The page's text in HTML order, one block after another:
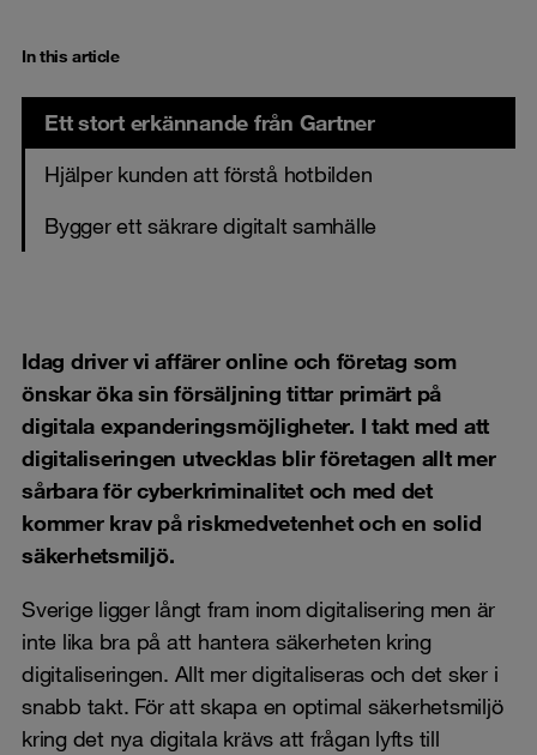
In this article
Ett stort erkännande från Gartner
Hjälper kunden att förstå hotbilden
Bygger ett säkrare digitalt samhälle
Idag driver vi affärer online och företag som
önskar öka sin försäljning tittar primärt på
digitala expanderingsmöjligheter. I takt med att
digitaliseringen utvecklas blir företagen allt mer
sårbara för cyberkriminalitet och med det
kommer krav på riskmedvetenhet och en solid
säkerhetsmiljö.
Sverige ligger långt fram inom digitalisering men är
inte lika bra på att hantera säkerheten kring
digitaliseringen. Allt mer digitaliseras och det sker i
snabb takt. För att skapa en optimal säkerhetsmiljö
kring det nya digitala krävs att frågan lyfts till